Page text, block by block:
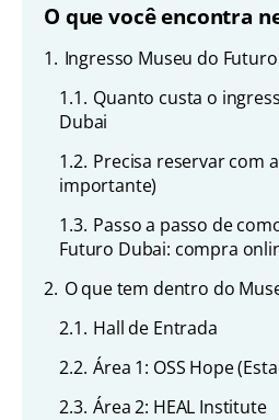
O que você encontra
1. Ingresso Museu do
1.1. Quanto custa o
Dubai
1.2. Precisa reservar com
importante)
1.3. Passo a passo de
Futuro Dubai: compra
2. O que tem dentro do
2.1. Hall de Entrada
2.2. Área 1: OSS Hope
2.3. Área 2: HEAL Institute